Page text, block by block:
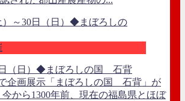
（日）◆まぼろしの国 石背
企画展示「まぼろしの国 石背」が
から1300年前、現在の福島県とほぼ